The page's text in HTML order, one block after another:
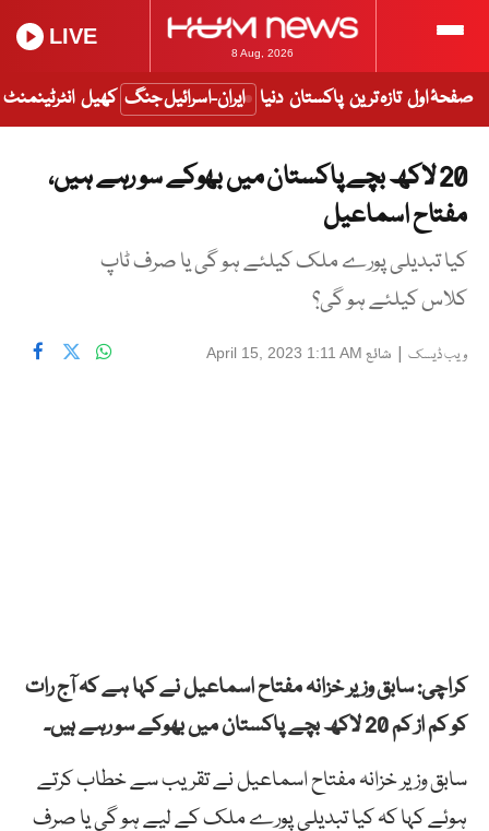
8 Aug, 2026
LIVE
صفحۂ اول تازہ ترین پاکستان دنیا ایران-اسرائیل جنگ کھیل انٹرٹینمنٹ
20 لاکھ بچے پاکستان میں بھوکے سو رہے ہیں،
مفتاح اسماعیل
کیا تبدیلی پورے ملک کیلئے ہو گی یا صرف ٹاپ
کلاس کیلئے ہو گی؟
ویب ڈیسک | شائع April 15, 2023 1:11 AM
کراچی: سابق وزیر خزانہ مفتاح اسماعیل نے کہا ہے کہ آج رات
کو کم از کم 20 لاکھ بچے پاکستان میں بھوکے سو رہے ہیں۔
سابق وزیر خزانہ مفتاح اسماعیل نے تقریب سے خطاب کرتے
ہوئے کہا کہ کیا تبدیلی پورے ملک کے لیے ہو گی یا صرف